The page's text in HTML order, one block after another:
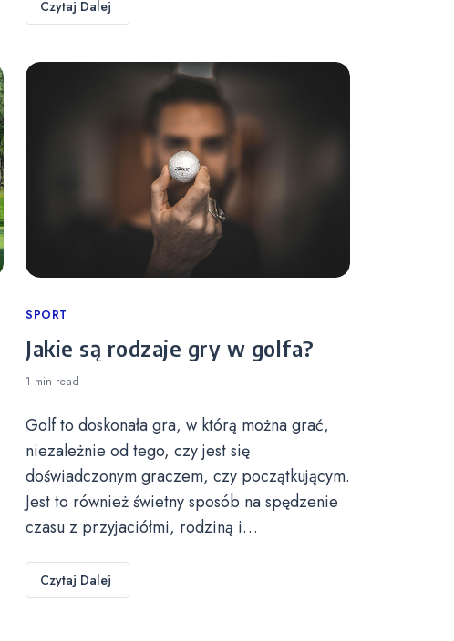
Czytaj Dalej
Categories
SPORT
Jakie są rodzaje gry w golfa?
1 min read
Golf to doskonała gra, w którą można grać,
niezależnie od tego, czy jest się
doświadczonym graczem, czy początkującym.
Jest to również świetny sposób na spędzenie
czasu z przyjaciółmi, rodziną i…
Czytaj Dalej